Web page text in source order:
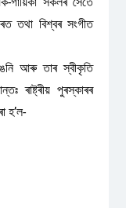
তথা বিশ্বৰ সংগীত
আৰু তাৰ স্বীকৃতি
ৰাষ্ট্ৰীয় পুৰস্কাৰৰ
হ’ল-